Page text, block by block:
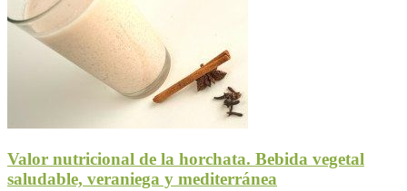
Valor nutricional de la horchata. Bebida vegetal
saludable, veraniega y mediterránea